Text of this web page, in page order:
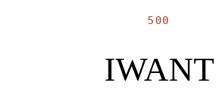
500
IWANT